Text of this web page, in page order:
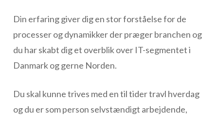
Din erfaring giver dig en stor forståelse for de
processer og dynamikker der præger branchen og
du har skabt dig et overblik over IT-segmentet i
Danmark og gerne Norden.
Du skal kunne trives med en til tider travl hverdag
og du er som person selvstændigt arbejdende,